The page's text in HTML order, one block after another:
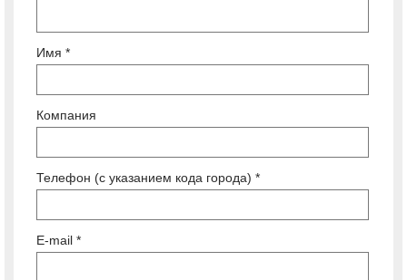
Имя *
Компания
Телефон (с указанием кода города) *
E-mail *